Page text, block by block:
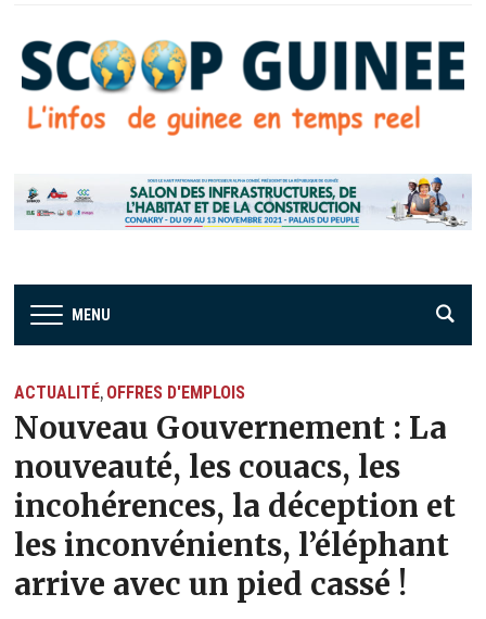
MENU
ACTUALITÉ, OFFRES D'EMPLOIS
Nouveau Gouvernement : La
nouveauté, les couacs, les
incohérences, la déception et
les inconvénients, l’éléphant
arrive avec un pied cassé !